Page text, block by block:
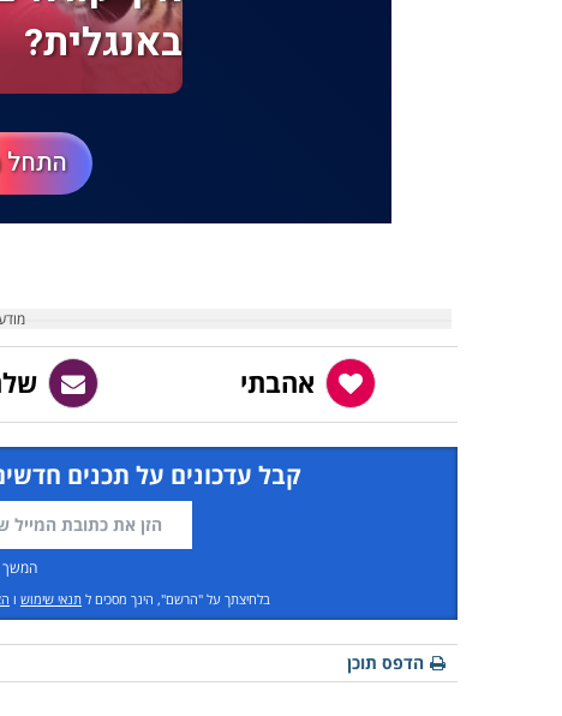
אהבתי
קבל עדכונים על תכנים
המשך
בלחיצתך על "הרשם", הינך מסכים ל תנאי שימוש ו
הדפס תוכן